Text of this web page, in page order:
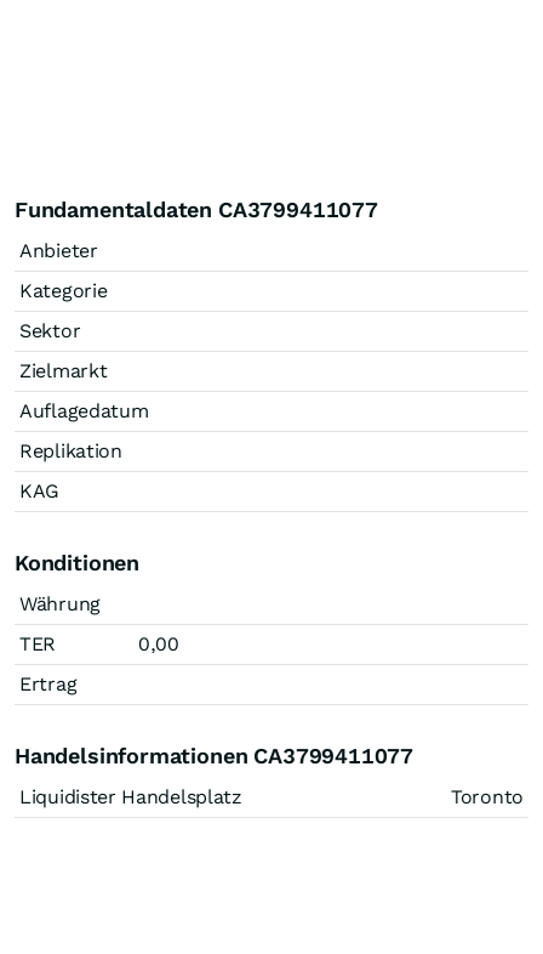
Fundamentaldaten CA3799411077
Anbieter
Kategorie
Sektor
Zielmarkt
Auflagedatum
Replikation
KAG
Konditionen
Währung
TER
0,00
Ertrag
Handelsinformationen CA3799411077
Liquidister Handelsplatz Toronto